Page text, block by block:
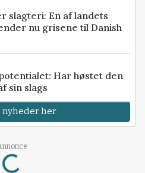
slagteri: En af landets
nu grisene til Danish
Har høstet den
sin slags
nyheder her
Loading...